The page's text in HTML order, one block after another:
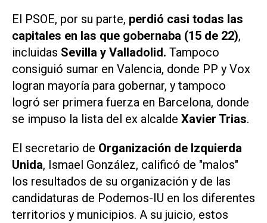
El PSOE, por su parte, perdió casi todas las
capitales en las que gobernaba (15 de 22),
incluidas Sevilla y Valladolid. Tampoco
consiguió sumar en Valencia, donde PP y Vox
logran mayoría para gobernar, y tampoco
logró ser primera fuerza en Barcelona, donde
se impuso la lista del ex alcalde Xavier Trias.
El secretario de Organización de Izquierda
Unida, Ismael González, calificó de "malos"
los resultados de su organización y de las
candidaturas de Podemos-IU en los diferentes
territorios y municipios. A su juicio, estos